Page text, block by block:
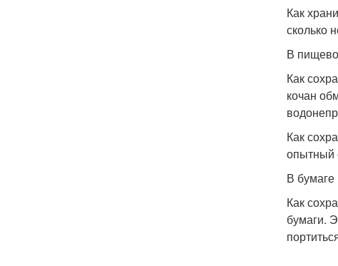
Как
сколько
В
Как
кочан
Как
опытный
В бумаге
Как
бумаги.